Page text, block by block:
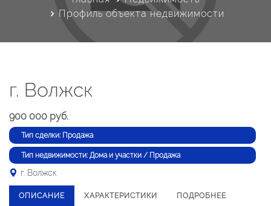
Профиль объекта недвижимости
г. Волжск
900 000 руб.
Тип сделки: Продажа
Тип недвижимости: Дома и участки / Продажа
г. Волжск
ОПИСАНИЕ ХАРАКТЕРИСТИКИ ПОДРОБНЕЕ